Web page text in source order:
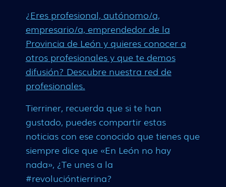
¿Eres profesional, autónomo/a,
empresario/a, emprendedor de la
Provincia de León y quieres conocer a
otros profesionales y que te demos
difusión? Descubre nuestra red de
profesionales.
Tierriner, recuerda que si te han
gustado, puedes compartir estas
noticias con ese conocido que tienes que
siempre dice que «En León no hay
nada», ¿Te unes a la
#revolucióntierrina?